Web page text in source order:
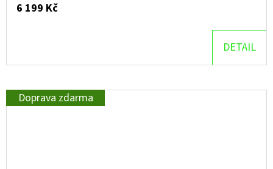
6 199 Kč
DETAIL
Doprava zdarma